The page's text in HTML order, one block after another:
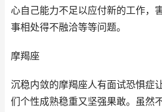
心自己能力不足以应付新的工作，
事相处得不融洽等等问题。
摩羯座
沉稳内敛的摩羯座人有面试恐惧症
们个性成熟稳重又坚强果敢。虽然